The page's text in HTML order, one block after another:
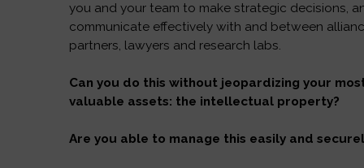
you and your team to make strategic decisions,
communicate effectively with and between
partners, lawyers and research labs.
Can you do this without jeopardizing your
valuable assets: the intellectual property?
Are you able to manage this easily and